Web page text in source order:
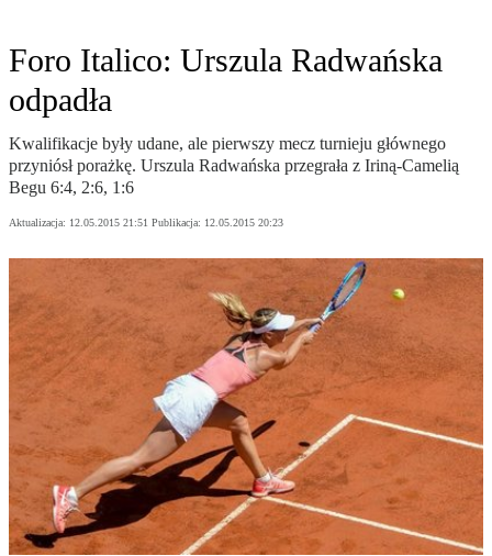
Foro Italico: Urszula Radwańska
odpadła
Kwalifikacje były udane, ale pierwszy mecz turnieju głównego
przyniósł porażkę. Urszula Radwańska przegrała z Iriną-Camelią
Begu 6:4, 2:6, 1:6
Aktualizacja: 12.05.2015 21:51 Publikacja: 12.05.2015 20:23